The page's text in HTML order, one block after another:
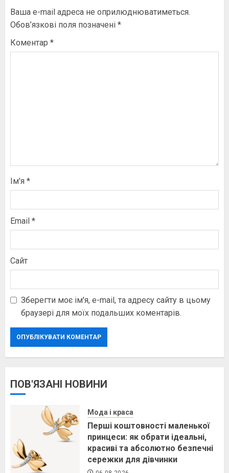
Ваша e-mail адреса не оприлюднюватиметься.
Обов’язкові поля позначені *
Коментар *
Ім'я *
Email *
Сайт
Зберегти моє ім'я, e-mail, та адресу сайту в цьому
браузері для моїх подальших коментарів.
ПОВ'ЯЗАНІ НОВИНИ
Мода і краса
Перші коштовності маленької
принцеси: як обрати ідеальні,
красиві та абсолютно безпечні
сережки для дівчинки